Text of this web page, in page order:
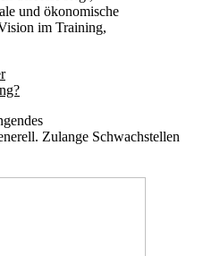
und ökonomische
im Training,
Zulange Schwachstellen